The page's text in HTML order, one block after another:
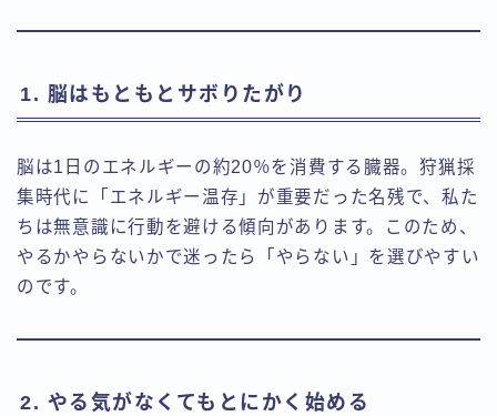
1. 脳はもともとサボりたがり
脳は1日のエネルギーの約20％を消費する臓器。狩猟採
集時代に「エネルギー温存」が重要だった名残で、私た
ちは無意識に行動を避ける傾向があります。このため、
やるかやらないかで迷ったら「やらない」を選びやすい
のです。
2. やる気がなくてもとにかく始める